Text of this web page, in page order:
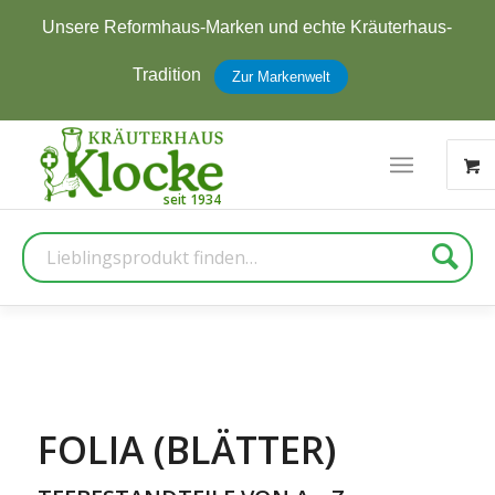
Jetzt zum Newsletter anmelden und 5 € Rabatt
erhalten Zur Anmeldung
Suche
FOLIA (BLÄTTER)